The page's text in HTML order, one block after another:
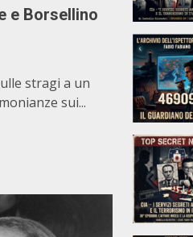
e Borsellino
stragi a un
sui...